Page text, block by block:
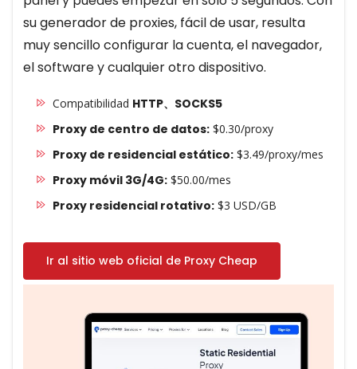
su generador de proxies, fácil de usar, resulta
muy sencillo configurar la cuenta, el navegador,
el software y cualquier otro dispositivo.
Compatibilidad HTTP、SOCKS5
Proxy de centro de datos:$0.30/proxy
Proxy de residencial estático:$3.49/proxy/mes
Proxy móvil 3G/4G:$50.00/mes
Proxy residencial rotativo:$3 USD/GB
Ir al sitio web oficial de Proxy Cheap